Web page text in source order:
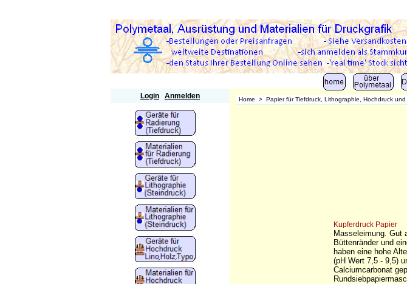
Login Anmelden Home > Papier für Tiefdruck, Lithographie, Hochdruck und
Kupferdruck Papier
Masseleimung. Gut
Büttenränder und
haben eine hohe
(pH Wert 7,5 - 9,5)
Calciumcarbonat